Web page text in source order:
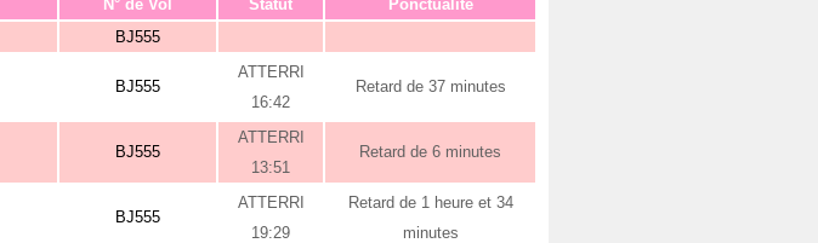
N° de Vol Statut
Ponctualité
BJ555
BJ555
ATTERRI
16:42
Retard de 37 minutes
BJ555
ATTERRI
13:51
Retard de 6 minutes
BJ555
ATTERRI
19:29
Retard de 1 heure et 34
minutes